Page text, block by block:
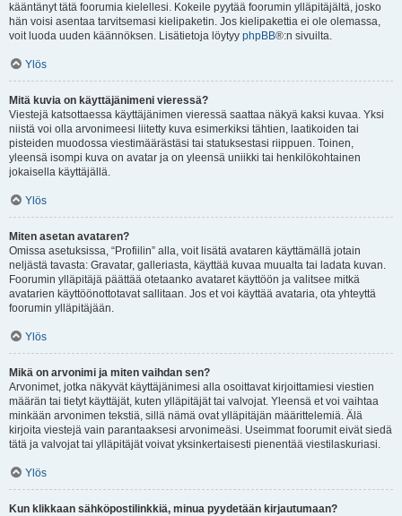
kääntänyt tätä foorumia kielellesi. Kokeile pyytää foorumin ylläpitäjältä, josko
hän voisi asentaa tarvitsemasi kielipaketin. Jos kielipakettia ei ole olemassa,
voit luoda uuden käännöksen. Lisätietoja löytyy phpBB®:n sivuilta.
Ylös
Mitä kuvia on käyttäjänimeni vieressä?
Viestejä katsottaessa käyttäjänimen vieressä saattaa näkyä kaksi kuvaa. Yksi
niistä voi olla arvonimeesi liitetty kuva esimerkiksi tähtien, laatikoiden tai
pisteiden muodossa viestimäärästäsi tai statuksestasi riippuen. Toinen,
yleensä isompi kuva on avatar ja on yleensä uniikki tai henkilökohtainen
jokaisella käyttäjällä.
Ylös
Miten asetan avataren?
Omissa asetuksissa, “Profiilin” alla, voit lisätä avataren käyttämällä jotain
neljästä tavasta: Gravatar, galleriasta, käyttää kuvaa muualta tai ladata kuvan.
Foorumin ylläpitäjä päättää otetaanko avataret käyttöön ja valitsee mitkä
avatarien käyttöönottotavat sallitaan. Jos et voi käyttää avataria, ota yhteyttä
foorumin ylläpitäjään.
Ylös
Mikä on arvonimi ja miten vaihdan sen?
Arvonimet, jotka näkyvät käyttäjänimesi alla osoittavat kirjoittamiesi viestien
määrän tai tietyt käyttäjät, kuten ylläpitäjät tai valvojat. Yleensä et voi vaihtaa
minkään arvonimen tekstiä, sillä nämä ovat ylläpitäjän määrittelemiä. Älä
kirjoita viestejä vain parantaaksesi arvonimeäsi. Useimmat foorumit eivät siedä
tätä ja valvojat tai ylläpitäjät voivat yksinkertaisesti pienentää viestilaskuriasi.
Ylös
Kun klikkaan sähköpostilinkkiä, minua pyydetään kirjautumaan?